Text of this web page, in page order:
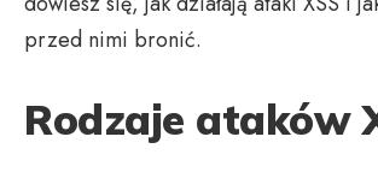
przed nimi bronić.
Rodzaje ataków